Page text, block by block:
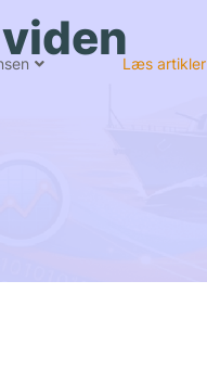
Læs artikler